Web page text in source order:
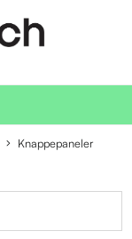
Knappepaneler